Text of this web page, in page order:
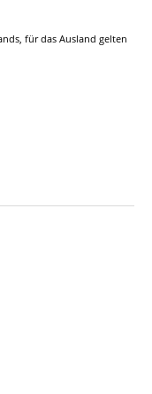
für das Ausland gelten